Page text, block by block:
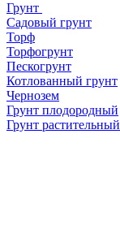
Грунт
Садовый грунт
Торф
Торфогрунт
Пескогрунт
Котлованный грунт
Чернозем
Грунт плодородный
Грунт растительный